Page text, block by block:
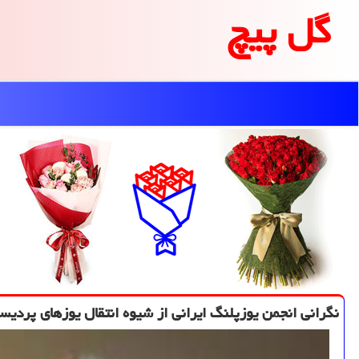
گل پیچ
نگرانی انجمن یوزپلنگ ایرانی از شیوه انتقال یوزهای